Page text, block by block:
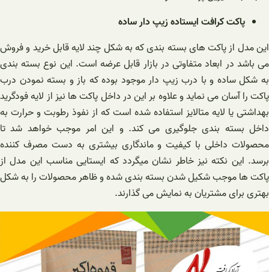
پاکت کرافت ایستاده زیپ دار ساده
این مدل از پاکت های بسته بندی که به شکل چند لایه قابل خرید و فروش
می باشد در ابعاد متفاوتی در بازار قابل عرضه است. این نوع بسته بندی
به شکل ساده و با درب زیپ دار موجود بوده که باز و بسته نمودن درب
پاکت را آسان می نماید و علاوه بر این در داخل پاکت ها نیز از لایه فودگرید
بهداشتی یا لایه متالایز استفاده شده است که از نفوذ رطوبت و حرارت به
داخل بسته بندی جلوگیری می کند. و این امر موجب خواهد شد تا
محصولات داخلی با کیفیت و ماندگاری بیشتری به دست مصرف کننده
برسد. این نکته نیز خاطر نشان میگردد که ایستایی مناسب این مدل از
پاکت ها موجب شکیل شدن بسته بندی شده و ظاهر محصولات را به شکل
بهتری برای مشتریان به نمایش می گذارند.